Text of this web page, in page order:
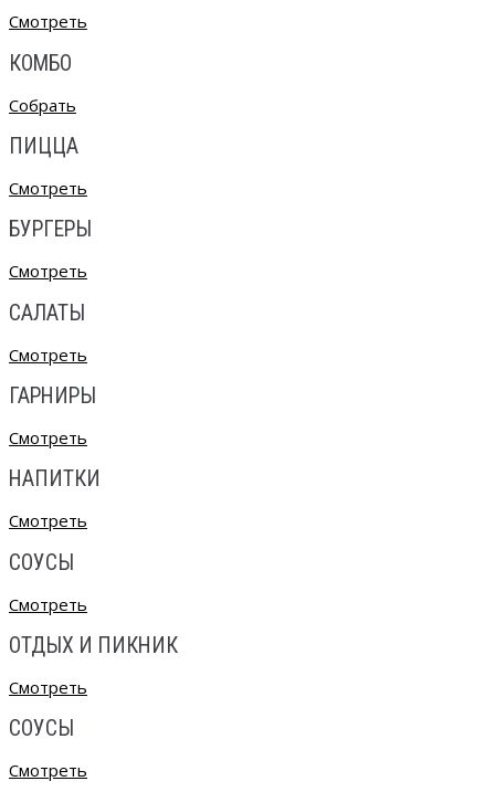
Смотреть
КОМБО
Собрать
ПИЦЦА
Смотреть
БУРГЕРЫ
Смотреть
САЛАТЫ
Смотреть
ГАРНИРЫ
Смотреть
НАПИТКИ
Смотреть
СОУСЫ
Смотреть
ОТДЫХ И ПИКНИК
Смотреть
СОУСЫ
Смотреть